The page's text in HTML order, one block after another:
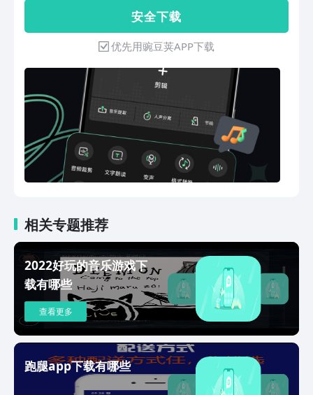
乐、音效智能对齐融合 • 专业淡入淡
出：平滑处理音频起止过渡二、智能声音
处理 ✓ 人声伴奏分离：快速提取纯净人
声或背景音乐 ✓ 环境降噪：智能消除键
盘声/风声等背景杂音 ✓ 动态音量平
衡：自动调节忽大忽小的录音片段三、创
意音频工坊 → 文字转语音：支持方言、
多国语言及特色音色配音→ 模拟钢琴模
块：虚拟88键钢琴，实时演奏录制原创
旋律 → 实时变声系统：萝莉/大叔/机器
人等趣味音效 → 空间音效渲染：模拟
音轨 ✔ 多格式无损转换：
mp3/aac/wav/flac跨设备兼容 ✔ 本地
音乐库：基础播放功能✔ 音频倒放：倒
放大挑战，音频倒放黑科技｜一键解锁隐
藏声纹，音乐彩蛋/鬼畜创作全适配！
【四大场景解决方案】1. 铃声制作：截
取歌曲高潮片段，添加淡入效果2. 内容
创作：用虚拟钢琴创作旋律 + 混音拼接
多元素材 = 生成原创BGM，录制钢琴演
奏片段作为短视频配乐3. 录音优化：降
噪处理会议录音，提升语音清晰度4. 翻
唱改编：分离原唱人声，录制专属音乐作
安 全 下 载
优先用豌豆荚APP下载
相关专题推荐
2022好玩的音乐游戏下
载有哪些
查看更多
跑腿app下载有哪些